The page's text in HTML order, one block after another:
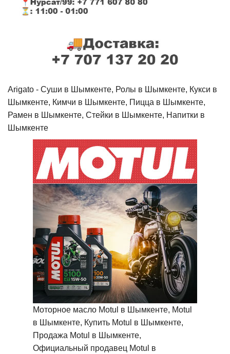
Arigato - Cуши в Шымкенте, Ролы в Шымкенте, Кукси в
Шымкенте, Кимчи в Шымкенте, Пицца в Шымкенте,
Рамен в Шымкенте, Стейки в Шымкенте, Напитки в
Шымкенте
Моторное масло Motul в Шымкенте, Motul
в Шымкенте, Купить Motul в Шымкенте,
Продажа Motul в Шымкенте,
Официальный продавец Motul в